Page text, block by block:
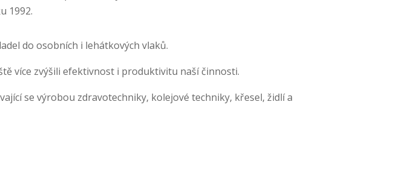
1992.
do osobních i lehátkových vlaků.
více zvýšili efektivnost i produktivitu naší činnosti.
se výrobou zdravotechniky, kolejové techniky, křesel, židlí a